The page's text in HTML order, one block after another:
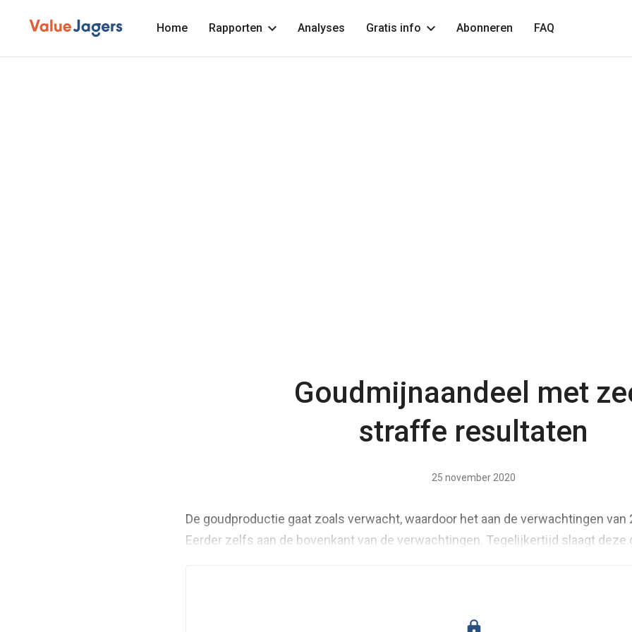
Home Rapporten Analyses Gratis info Abonneren FAQ
Goudmijnaandeel met
straffe resultaten
25 november 2020
De goudproductie gaat zoals verwacht, waardoor het aan de verwachtingen van
Eerder zelfs aan de bovenkant van de verwachtingen. Tegelijkertijd slaagt deze